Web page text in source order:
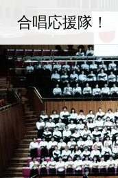
ン
ツ
へ
ス
合唱応援隊！